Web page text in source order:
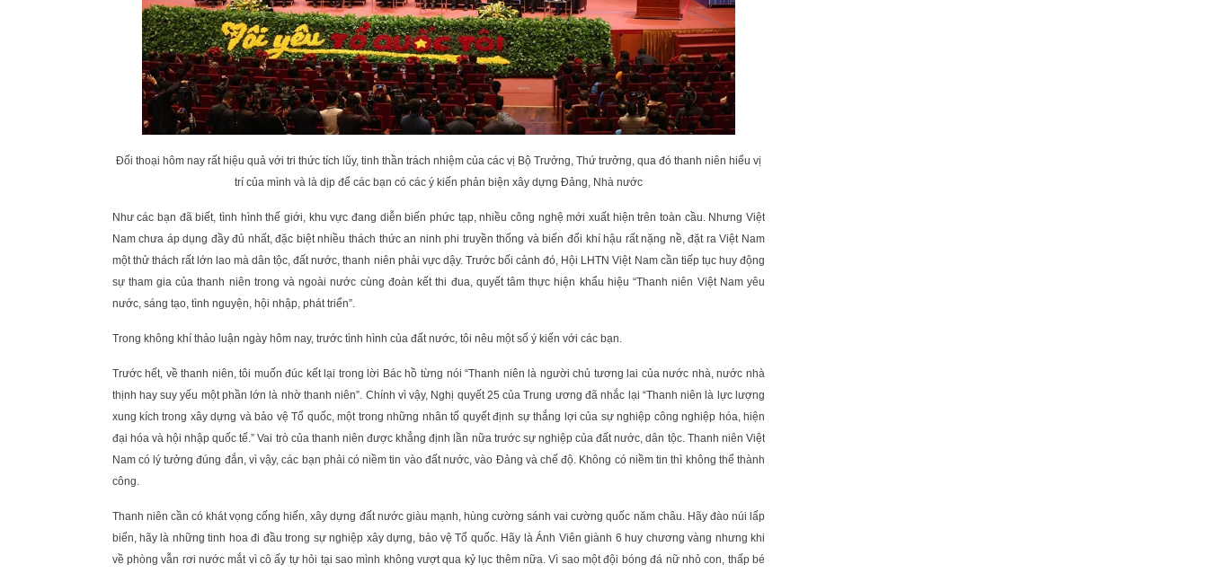
Đối thoại hôm nay rất hiệu quả với tri thức tích lũy, tinh thần trách nhiệm của các vị Bộ Trưởng, Thứ trưởng, qua đó thanh niên hiểu vị
trí của mình và là dịp để các bạn có các ý kiến phản biện xây dựng Đảng, Nhà nước
Như các bạn đã biết, tình hình thế giới, khu vực đang diễn biến phức tạp, nhiều công nghệ mới xuất hiện trên toàn cầu. Nhưng Việt
Nam chưa áp dụng đầy đủ nhất, đặc biệt nhiều thách thức an ninh phi truyền thống và biến đổi khí hậu rất nặng nề, đặt ra Việt Nam
một thử thách rất lớn lao mà dân tộc, đất nước, thanh niên phải vực dậy. Trước bối cảnh đó, Hội LHTN Việt Nam cần tiếp tục huy động
sự tham gia của thanh niên trong và ngoài nước cùng đoàn kết thi đua, quyết tâm thực hiện khẩu hiệu “Thanh niên Việt Nam yêu
nước, sáng tạo, tình nguyện, hội nhập, phát triển”.
Trong không khí thảo luận ngày hôm nay, trước tình hình của đất nước, tôi nêu một số ý kiến với các bạn.
Trước hết, về thanh niên, tôi muốn đúc kết lại trong lời Bác hồ từng nói “Thanh niên là người chủ tương lai của nước nhà, nước nhà
thịnh hay suy yếu một phần lớn là nhờ thanh niên”. Chính vì vậy, Nghị quyết 25 của Trung ương đã nhắc lại “Thanh niên là lực lượng
xung kích trong xây dựng và bảo vệ Tổ quốc, một trong những nhân tố quyết định sự thắng lợi của sự nghiệp công nghiệp hóa, hiện
đại hóa và hội nhập quốc tế.” Vai trò của thanh niên được khẳng định lần nữa trước sự nghiệp của đất nước, dân tộc. Thanh niên Việt
Nam có lý tưởng đúng đắn, vì vậy, các bạn phải có niềm tin vào đất nước, vào Đảng và chế độ. Không có niềm tin thì không thể thành
công.
Thanh niên cần có khát vọng cống hiến, xây dựng đất nước giàu mạnh, hùng cường sánh vai cường quốc năm châu. Hãy đào núi lấp
biển, hãy là những tinh hoa đi đầu trong sự nghiệp xây dựng, bảo vệ Tổ quốc. Hãy là Ánh Viên giành 6 huy chương vàng nhưng khi
về phòng vẫn rơi nước mắt vì cô ấy tự hỏi tại sao mình không vượt qua kỷ lục thêm nữa. Vì sao một đội bóng đá nữ nhỏ con, thấp bé